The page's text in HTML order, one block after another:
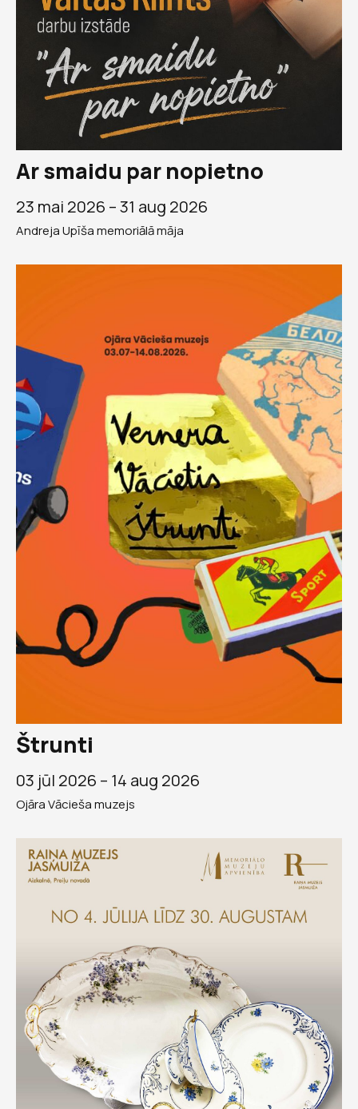
Ar smaidu par nopietno
23 mai 2026 –31 aug 2026
Andreja Upīša memoriālā māja
Štrunti
03 jūl 2026 – 14 aug 2026
Ojāra Vācieša muzejs